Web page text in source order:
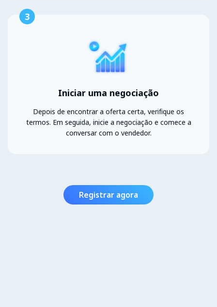
3
Iniciar uma negociação
Depois de encontrar a oferta certa, verifique os
termos. Em seguida, inicie a negociação e comece a
conversar com o vendedor.
Registrar agora